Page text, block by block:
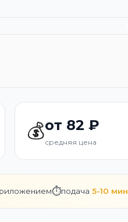
💰от 82 ₽
средняя цена
⏱️подача 5-10 мин